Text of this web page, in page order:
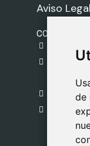
de
de
Aviso Legal
CONTACTO
C. del
Madrid
918 459
Lunes a
09:00 -